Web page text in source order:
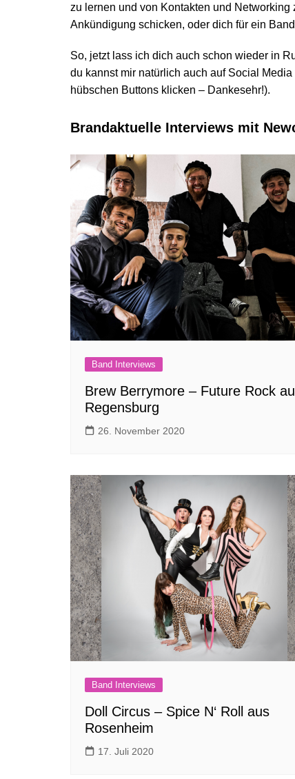
zu lernen und von Kontakten und
Ankündigung schicken, oder dich für ein
So, jetzt lass ich dich auch schon wieder in
du kannst mir natürlich auch auf Social
hübschen Buttons klicken – Dankesehr!).
Brandaktuelle Interviews mit
Band Interviews
Brew Berrymore – Future Rock
Regensburg
26. November 2020
Band Interviews
Doll Circus – Spice N‘ Roll aus
Rosenheim
17. Juli 2020